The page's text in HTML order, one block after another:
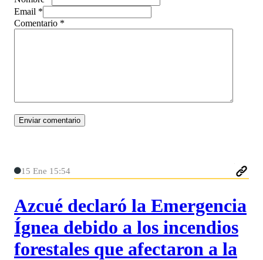
Email *
Comentario *
15 Ene 15:54
Azcué declaró la Emergencia
Ígnea debido a los incendios
forestales que afectaron a la